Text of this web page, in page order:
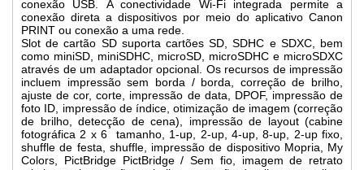
conexão USB. A conectividade Wi-Fi integrada permite a
conexão direta a dispositivos por meio do aplicativo Canon
PRINT ou conexão a uma rede.
Slot de cartão SD suporta cartões SD, SDHC e SDXC, bem
como miniSD, miniSDHC, microSD, microSDHC e microSDXC
através de um adaptador opcional. Os recursos de impressão
incluem impressão sem borda / borda, correção de brilho,
ajuste de cor, corte, impressão de data, DPOF, impressão de
foto ID, impressão de índice, otimização de imagem (correção
de brilho, detecção de cena), impressão de layout (cabine
fotográfica 2 x 6 tamanho, 1-up, 2-up, 4-up, 8-up, 2-up fixo,
shuffle de festa, shuffle, impressão de dispositivo Mopria, My
Colors, PictBridge PictBridge / Sem fio, imagem de retrato